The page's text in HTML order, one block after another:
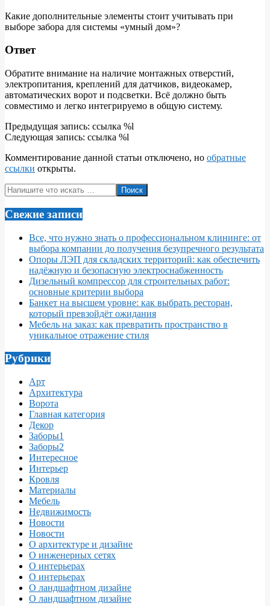
Какие дополнительные элементы стоит учитывать при
выборе забора для системы «умный дом»?
Ответ
Обратите внимание на наличие монтажных отверстий,
электропитания, креплений для датчиков, видеокамер,
автоматических ворот и подсветки. Всё должно быть
совместимо и легко интегрируемо в общую систему.
2026-
05-
Предыдущая запись: ссылка %l
Следующая запись: ссылка %l
Комментирование данной статьи отключено, но обратные
ссылки открыты.
Поиск
Свежие записи
Все, что нужно знать о профессиональном клининге: от
выбора компании до получения безупречного результата
Опоры ЛЭП для складских территорий: как обеспечить
надёжную и безопасную электроснабженность
Дизельный компрессор для строительных работ:
основные критерии выбора
Банкет на высшем уровне: как выбрать ресторан,
который превзойдёт ожидания
Мебель на заказ: как превратить пространство в
уникальное отражение стиля
Рубрики
Арт
Архитектура
Ворота
Главная категория
Декор
Заборы1
Заборы2
Интересное
Интерьер
Кровля
Материалы
Мебель
Недвижимость
Новости
Новости
О архитектуре и дизайне
О инженерных сетях
О интерьерах
О интерьерах
О ландшафтном дизайне
О ландшафтном дизайне